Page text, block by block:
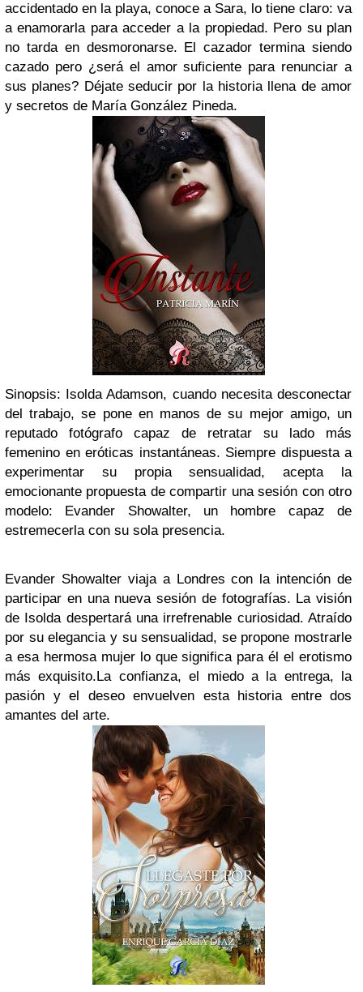
accidentado en la playa, conoce a Sara, lo tiene claro: va
a enamorarla para acceder a la propiedad. Pero su plan
no tarda en desmoronarse. El cazador termina siendo
cazado pero ¿será el amor suficiente para renunciar a
sus planes? Déjate seducir por la historia llena de amor
y secretos de María González Pineda.
Sinopsis: Isolda Adamson, cuando necesita desconectar
del trabajo, se pone en manos de su mejor amigo, un
reputado fotógrafo capaz de retratar su lado más
femenino en eróticas instantáneas. Siempre dispuesta a
experimentar su propia sensualidad, acepta la
emocionante propuesta de compartir una sesión con otro
modelo: Evander Showalter, un hombre capaz de
estremecerla con su sola presencia.
Evander Showalter viaja a Londres con la intención de
participar en una nueva sesión de fotografías. La visión
de Isolda despertará una irrefrenable curiosidad. Atraído
por su elegancia y su sensualidad, se propone mostrarle
a esa hermosa mujer lo que significa para él el erotismo
más exquisito.La confianza, el miedo a la entrega, la
pasión y el deseo envuelven esta historia entre dos
amantes del arte.